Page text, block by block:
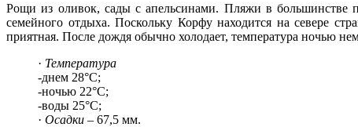
Рощи из оливок, сады с апельсинами. Пляжи в большинстве
семейного отдыха. Поскольку Корфу находится на севере
приятная. После дождя обычно холодает, температура ночью
· Температура
-днем 28°C;
-ночью 22°C;
-воды 25°C;
· Осадки – 67,5 мм.